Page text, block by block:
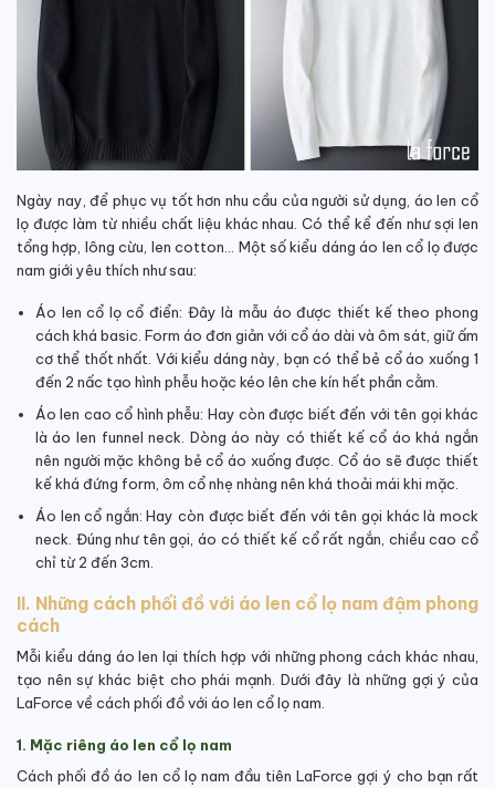
Ngày nay, để phục vụ tốt hơn nhu cầu của người sử dụng, áo len cổ
lọ được làm từ nhiều chất liệu khác nhau. Có thể kể đến như sợi len
tổng hợp, lông cừu, len cotton… Một số kiểu dáng áo len cổ lọ được
nam giới yêu thích như sau:
Áo len cổ lọ cổ điển: Đây là mẫu áo được thiết kế theo phong
cách khá basic. Form áo đơn giản với cổ áo dài và ôm sát, giữ ấm
cơ thể thốt nhất. Với kiểu dáng này, bạn có thể bẻ cổ áo xuống 1
đến 2 nấc tạo hình phễu hoặc kéo lên che kín hết phần cằm.
Áo len cao cổ hình phễu: Hay còn được biết đến với tên gọi khác
là áo len funnel neck. Dòng áo này có thiết kế cổ áo khá ngắn
nên người mặc không bẻ cổ áo xuống được. Cổ áo sẽ được thiết
kế khá đứng form, ôm cổ nhẹ nhàng nên khá thoải mái khi mặc.
Áo len cổ ngắn: Hay còn được biết đến với tên gọi khác là mock
neck. Đúng như tên gọi, áo có thiết kế cổ rất ngắn, chiều cao cổ
chỉ từ 2 đến 3cm.
II. Những cách phối đồ với áo len cổ lọ nam đậm phong
cách
Mỗi kiểu dáng áo len lại thích hợp với những phong cách khác nhau,
tạo nên sự khác biệt cho phái mạnh. Dưới đây là những gợi ý của
LaForce về cách phối đồ với áo len cổ lọ nam.
1. Mặc riêng áo len cổ lọ nam
Cách phối đồ áo len cổ lọ nam đầu tiên LaForce gợi ý cho bạn rất